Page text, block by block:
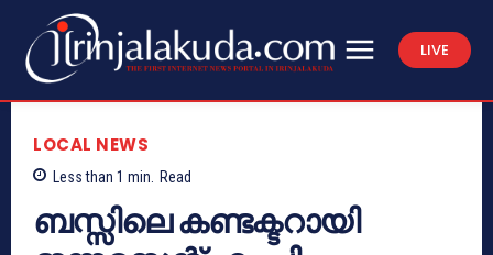
LIVE
LOCAL NEWS
Less than 1 min. Read
ബസ്സിലെ കണ്ടക്ടറായി